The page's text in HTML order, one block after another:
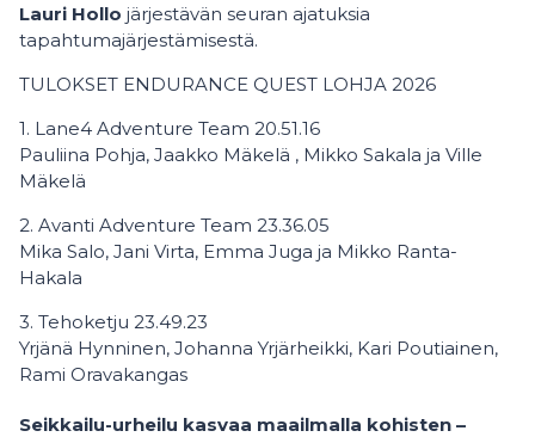
Lauri Hollo järjestävän seuran ajatuksia
tapahtumajärjestämisestä.
TULOKSET ENDURANCE QUEST LOHJA 2026
1. Lane4 Adventure Team 20.51.16
Pauliina Pohja, Jaakko Mäkelä , Mikko Sakala ja Ville
Mäkelä
2. Avanti Adventure Team 23.36.05
Mika Salo, Jani Virta, Emma Juga ja Mikko Ranta-
Hakala
3. Tehoketju 23.49.23
Yrjänä Hynninen, Johanna Yrjärheikki, Kari Poutiainen,
Rami Oravakangas
Seikkailu-urheilu kasvaa maailmalla kohisten –